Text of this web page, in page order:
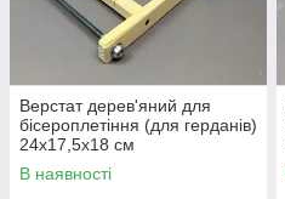
Верстат дерев'яний для
бісероплетіння (для герданів)
24х17,5х18 см
В наявності